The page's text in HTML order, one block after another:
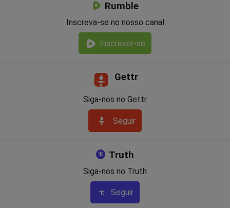
Rumble
Inscreva-se no nosso canal
Inscrever-se
Gettr
Siga-nos no Gettr
Seguir
Truth
Siga-nos no Truth
Seguir